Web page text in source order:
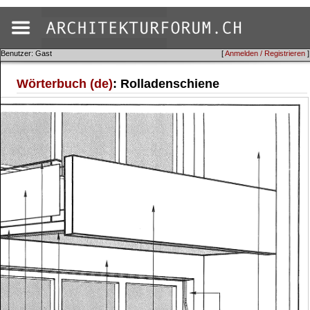
[Anmelden / Registrieren ]
Benutzer: Gast
Wörterbuch (de): Rolladenschiene